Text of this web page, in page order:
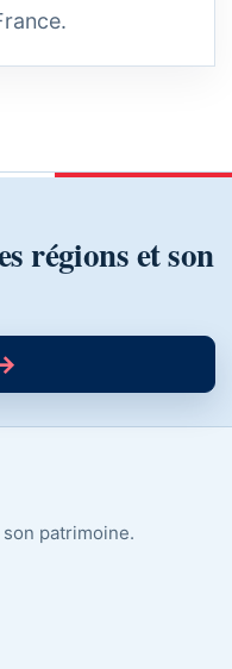
régions et son
patrimoine.